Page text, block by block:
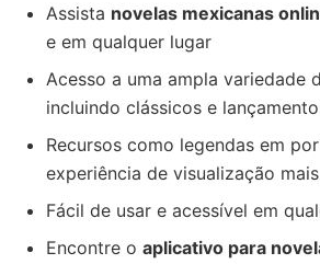
Assista novelas mexicanas
e em qualquer lugar
Acesso a uma ampla variedade
incluindo clássicos e
Recursos como legendas em
experiência de visualização
Fácil de usar e acessível em
Encontre o aplicativo para